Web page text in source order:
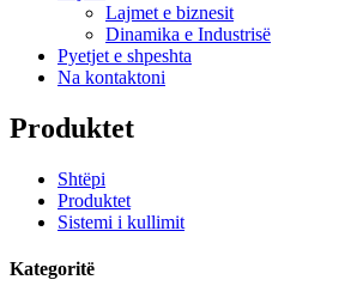
Lajmet e biznesit
Dinamika e Industrisë
Pyetjet e shpeshta
Na kontaktoni
Produktet
Shtëpi
Produktet
Sistemi i kullimit
Kategoritë